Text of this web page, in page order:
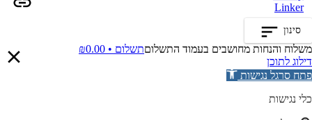
Linker
סינון
משלוח והנחות מחושבים בעמוד התשלוםתשלום • ₪0.00
דילוג לתוכן
פתח סרגל נגישות
כלי נגישות